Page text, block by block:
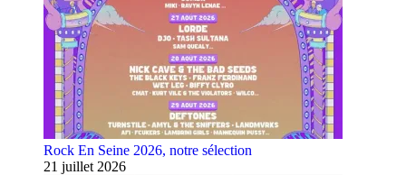
Rock En Seine 2026, notre sélection
21 juillet 2026